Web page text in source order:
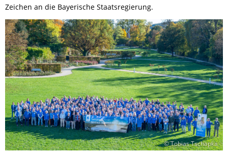
Zeichen an die Bayerische Staatsregierung.
© Tobias Tschapka